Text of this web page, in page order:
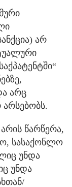
არ
არც
წარწერა,
სასაქონლო
უნდა
უნდა